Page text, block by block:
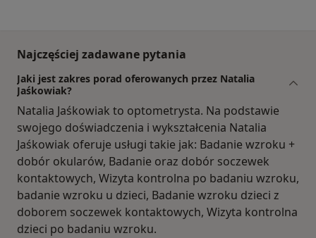
Najczęściej zadawane pytania
Jaki jest zakres porad oferowanych przez Natalia
Jaśkowiak?
Natalia Jaśkowiak to optometrysta. Na podstawie
swojego doświadczenia i wykształcenia Natalia
Jaśkowiak oferuje usługi takie jak: Badanie wzroku +
dobór okularów, Badanie oraz dobór soczewek
kontaktowych, Wizyta kontrolna po badaniu wzroku,
badanie wzroku u dzieci, Badanie wzroku dzieci z
doborem soczewek kontaktowych, Wizyta kontrolna
dzieci po badaniu wzroku.